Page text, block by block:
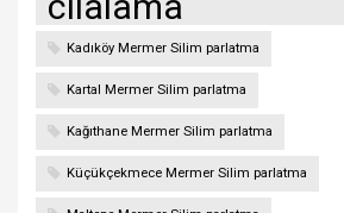
Kadıköy Mermer Silim parlatma
Kartal Mermer Silim parlatma
Kağıthane Mermer Silim parlatma
Küçükçekmece Mermer Silim parlatma